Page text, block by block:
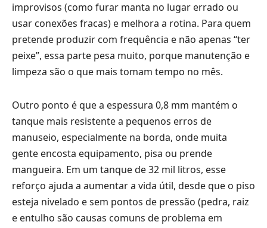
improvisos (como furar manta no lugar errado ou
usar conexões fracas) e melhora a rotina. Para quem
pretende produzir com frequência e não apenas “ter
peixe”, essa parte pesa muito, porque manutenção e
limpeza são o que mais tomam tempo no mês.
Outro ponto é que a espessura 0,8 mm mantém o
tanque mais resistente a pequenos erros de
manuseio, especialmente na borda, onde muita
gente encosta equipamento, pisa ou prende
mangueira. Em um tanque de 32 mil litros, esse
reforço ajuda a aumentar a vida útil, desde que o piso
esteja nivelado e sem pontos de pressão (pedra, raiz
e entulho são causas comuns de problema em